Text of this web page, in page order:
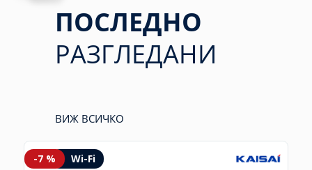
ПОСЛЕДНО
РАЗГЛЕДАНИ
ВИЖ ВСИЧКО
-7 % Wi-Fi